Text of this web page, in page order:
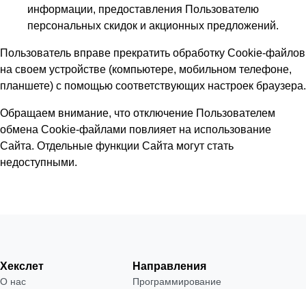
информации, предоставления Пользователю
персональных скидок и акционных предложений.
Пользователь вправе прекратить обработку Cookie-файлов
на своем устройстве (компьютере, мобильном телефоне,
планшете) с помощью соответствующих настроек браузера.
Обращаем внимание, что отключение Пользователем
обмена Сookie-файлами повлияет на использование
Сайта. Отдельные функции Сайта могут стать
недоступными.
Хекслет
О нас
Направления
Программирование